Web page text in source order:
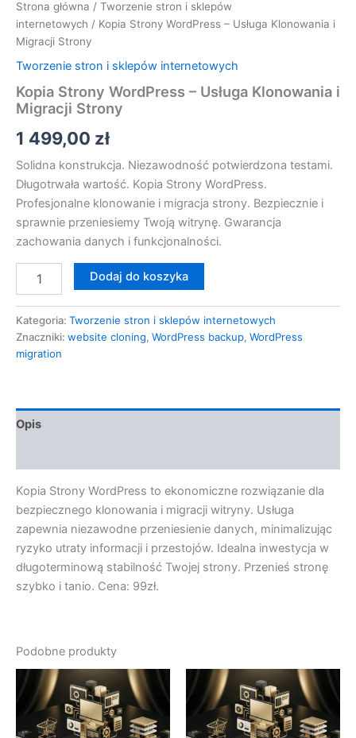
Strona główna / Tworzenie stron i sklepów
internetowych / Kopia Strony WordPress – Usługa Klonowania i
Migracji Strony
Tworzenie stron i sklepów internetowych
Kopia Strony WordPress – Usługa Klonowania i
Migracji Strony
1 499,00 zł
Solidna konstrukcja. Niezawodność potwierdzona testami.
Długotrwała wartość. Kopia Strony WordPress.
Profesjonalne klonowanie i migracja strony. Bezpiecznie i
sprawnie przeniesiemy Twoją witrynę. Gwarancja
zachowania danych i funkcjonalności.
Dodaj do koszyka
Kategoria: Tworzenie stron i sklepów internetowych
Znaczniki: website cloning, WordPress backup, WordPress
migration
Opis
Kopia Strony WordPress to ekonomiczne rozwiązanie dla
bezpiecznego klonowania i migracji witryny. Usługa
zapewnia niezawodne przeniesienie danych, minimalizując
ryzyko utraty informacji i przestojów. Idealna inwestycja w
długoterminową stabilność Twojej strony. Przenieś stronę
szybko i tanio. Cena: 99zł.
Podobne produkty